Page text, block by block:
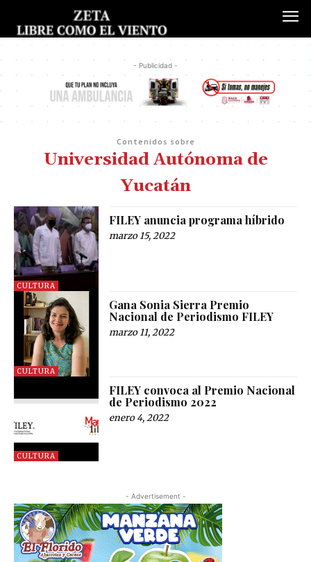
- Publicidad -
Contenidos sobre
Universidad Autónoma de
Yucatán
CULTURA
FILEY anuncia programa híbrido
marzo 15, 2022
CULTURA
Gana Sonia Sierra Premio
Nacional de Periodismo FILEY
marzo 11, 2022
CULTURA
FILEY convoca al Premio Nacional
de Periodismo 2022
enero 4, 2022
- Advertisement -